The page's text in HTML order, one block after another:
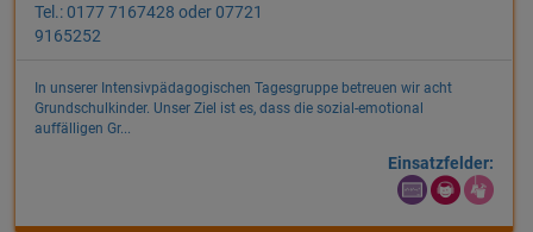
Tel.: 0177 7167428 oder 07721
9165252
In unserer Intensivpädagogischen Tagesgruppe betreuen wir acht
Grundschulkinder. Unser Ziel ist es, dass die sozial-emotional
auffälligen Gr...
Einsatzfelder: